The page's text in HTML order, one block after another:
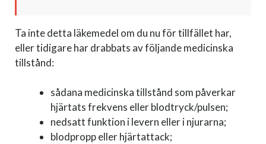
Ta inte detta läkemedel om du nu för tillfället har,
eller tidigare har drabbats av följande medicinska
tillstånd:
sådana medicinska tillstånd som påverkar
hjärtats frekvens eller blodtryck/pulsen;
nedsatt funktion i levern eller i njurarna;
blodpropp eller hjärtattack;